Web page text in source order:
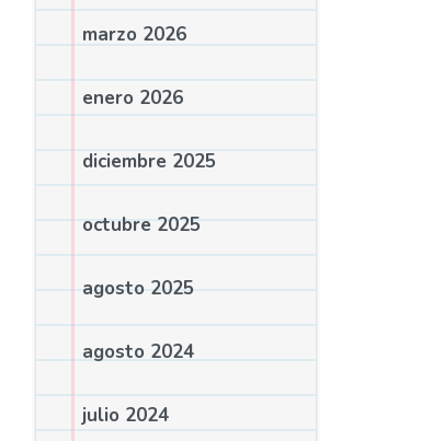
marzo 2026
enero 2026
diciembre 2025
octubre 2025
agosto 2025
agosto 2024
julio 2024